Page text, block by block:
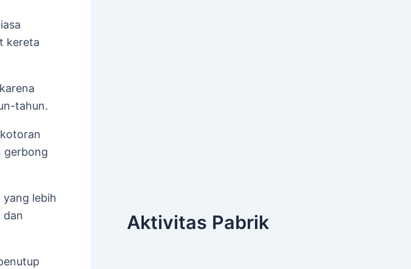
kereta
karena
tahun.
gerbong
yang lebih
dan
Aktivitas Pabrik